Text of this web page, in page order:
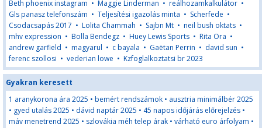
Beth phoenix instagram • Maggie Linderman • reálhozamkalkulátor •
Gls panasz telefonszám • Teljesítési igazolás minta • Scherfede •
Csodacsapás 2017 • Lolita Chammah • Sajbn Mt • neil bush oktats •
mhv expression • Bolla Bendegz • Huey Lewis Sports • Rita Ora •
andrew garfield • magyarul • c bayala • Gaëtan Perrin • david sun •
ferenc szollosi • vederian lowe • Kzfoglalkoztatsi br 2023
Gyakran keresett
1 aranykorona ára 2025 • bemért rendszámok • ausztria minimálbér 2025
• gyed utalás 2025 • dávid naptár 2025 • 45 napos időjárás előrejelzés •
máv menetrend 2025 • szlovákia méh telep árak • várható euro árfolyam •